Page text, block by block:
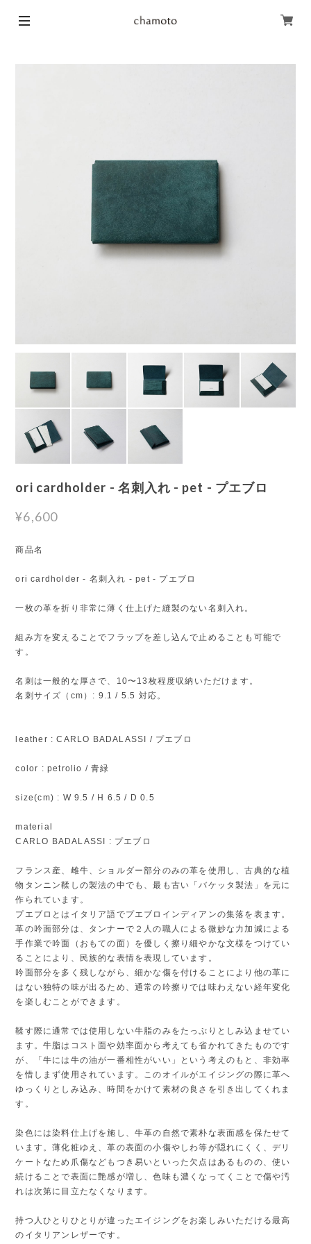
ori cardholder - 名刺入れ - pet - プエブロ
¥6,600
商品名
ori cardholder - 名刺入れ - pet - プエブロ
一枚の革を折り非常に薄く仕上げた縫製のない名刺入れ。
組み方を変えることでフラップを差し込んで止めることも可能で
す。
名刺は一般的な厚さで、10〜13枚程度収納いただけます。
名刺サイズ（cm）: 9.1 / 5.5 対応。
leather : CARLO BADALASSI / プエブロ
color : petrolio / 青緑
size(cm) : W 9.5 / H 6.5 / D 0.5
material
CARLO BADALASSI : プエブロ
フランス産、雌牛、ショルダー部分のみの革を使用し、古典的な植
物タンニン鞣しの製法の中でも、最も古い「バケッタ製法」を元に
作られています。
プエブロとはイタリア語でプエブロインディアンの集落を表ます。
革の吟面部分は、タンナーで２人の職人による微妙な力加減による
手作業で吟面（おもての面）を優しく擦り細やかな文様をつけてい
ることにより、民族的な表情を表現しています。
吟面部分を多く残しながら、細かな傷を付けることにより他の革に
はない独特の味が出るため、通常の吟擦りでは味わえない経年変化
を楽しむことができます。
鞣す際に通常では使用しない牛脂のみをたっぷりとしみ込ませてい
ます。牛脂はコスト面や効率面から考えても省かれてきたものです
が、「牛には牛の油が一番相性がいい」という考えのもと、非効率
を惜しまず使用されています。このオイルがエイジングの際に革へ
ゆっくりとしみ込み、時間をかけて素材の良さを引き出してくれま
す。
染色には染料仕上げを施し、牛革の自然で素朴な表面感を保たせて
います。薄化粧ゆえ、革の表面の小傷やしわ等が隠れにくく、デリ
ケートなため爪傷などもつき易いといった欠点はあるものの、使い
続けることで表面に艶感が増し、色味も濃くなってくことで傷や汚
れは次第に目立たなくなります。
持つ人ひとりひとりが違ったエイジングをお楽しみいただける最高
のイタリアンレザーです。